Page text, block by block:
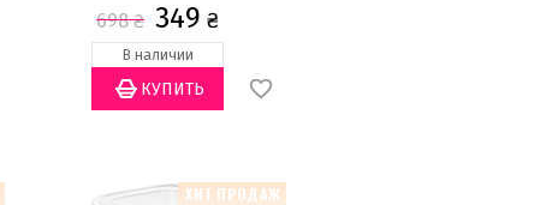
698₴ 349 ₴
В наличии
ХИТ ПРОДАЖ